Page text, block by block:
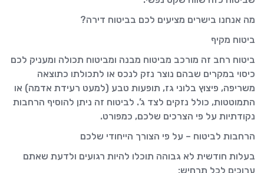
מה אנחנו בישרים מציעים לכם בביטוח דירה?
ביטוח מקיף
ביטוח רחב זה מורכב מביטוח מבנה ומביטוח תכולה ומעניק לכם
כיסוי במקרים שבהם נוצר נזק לנכס או לתכולתו כתוצאה
משריפה, פיצוץ בלוני גז, תופעות טבע (למעט רעידת אדמה) או
התמוטטות, כולל נזקים לצד ג’. לביטוח זה ניתן להוסיף הרחבות
נקודתיות על פי הצרכים שלכם, כמפורט.
הרחבות לביטוח – על פי הצורך הייחודי שלכם
בעלות חודשית לא גבוהה תוכלו להיות רגועים ולדעת שאתם
ערוכים לכל תרחיש: